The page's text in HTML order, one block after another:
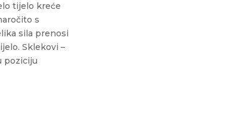
tijelo kreće
s
sila prenosi
Sklekovi –
poziciju